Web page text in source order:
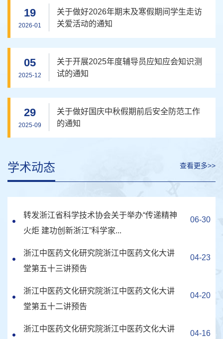
19
2026-01
关于做好2026年期末及寒假期间学生走访
关爱活动的通知
05
2025-12
关于开展2025年度辅导员应知应会知识测
试的通知
29
2025-09
关于做好国庆中秋假期前后安全防范工作
的通知
学术动态 查看更多>>
转发浙江省科学技术协会关于举办“传递精神
火炬 建功创新浙江”科学家...
06-30
浙江中医药文化研究院浙江中医药文化大讲
堂第五十三讲预告
04-23
浙江中医药文化研究院浙江中医药文化大讲
堂第五十二讲预告
04-20
浙江中医药文化研究院浙江中医药文化大讲
04-16